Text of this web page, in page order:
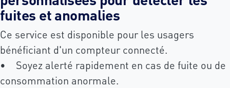
fuites et anomalies
Ce service est disponible pour les usagers
bénéficiant d'un compteur connecté.
• Soyez alerté rapidement en cas de fuite ou de
consommation anormale.